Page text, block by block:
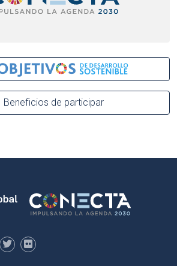
Beneficios de participar